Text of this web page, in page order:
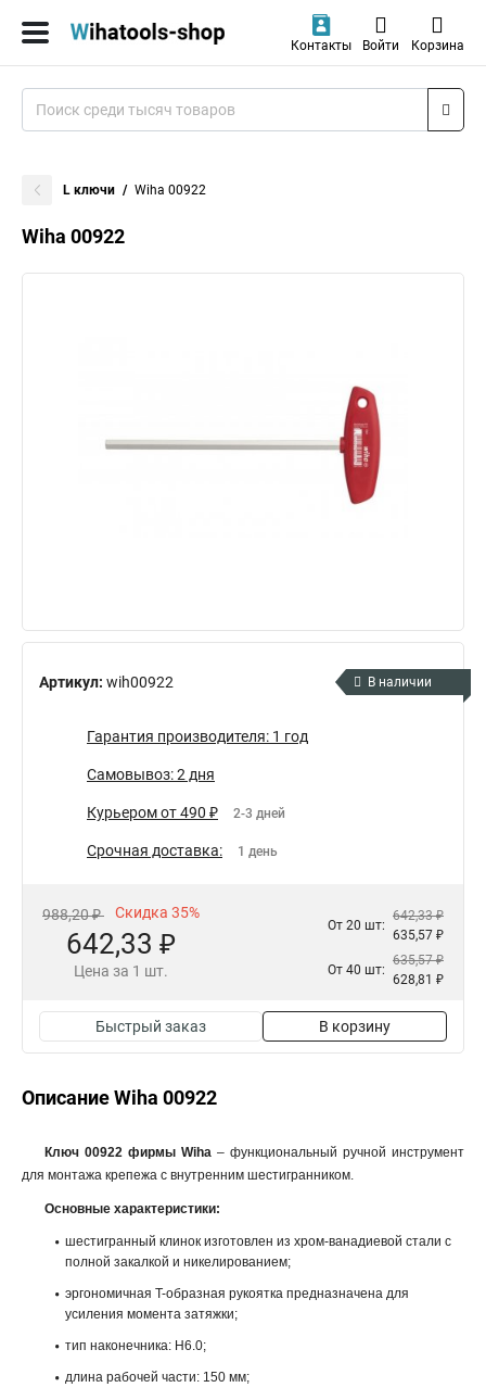
Контакты Войти Корзина
L ключи Wiha 00922
Wiha 00922
Артикул: wih00922 В наличии
Гарантия производителя: 1 год
Самовывоз: 2 дня
Курьером от 490 ₽ 2-3 дней
Срочная доставка: 1 день
988,20 ₽ Скидка 35%
642,33 ₽
Цена за 1 шт.
От 20 шт:
642,33 ₽
635,57 ₽
От 40 шт:
635,57 ₽
628,81 ₽
Быстрый заказ В корзину
Описание Wiha 00922
Ключ 00922 фирмы Wiha – функциональный ручной инструмент
для монтажа крепежа с внутренним шестигранником.
Основные характеристики:
шестигранный клинок изготовлен из хром-ванадиевой стали с
полной закалкой и никелированием;
эргономичная T-образная рукоятка предназначена для
усиления момента затяжки;
тип наконечника: H6.0;
длина рабочей части: 150 мм;